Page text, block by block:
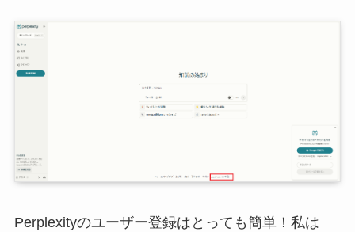
Perplexityのユーザー登録はとっても簡単！私は